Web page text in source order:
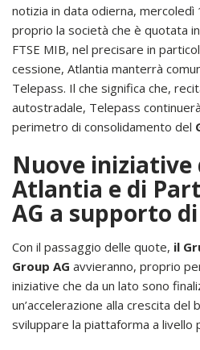
notizia in data odierna,
proprio la società che è quotata
FTSE MIB, nel precisare in
cessione, Atlantia manterrà
Telepass. Il che significa che,
autostradale, Telepass
perimetro di consolidamento del
Nuove iniziative
Atlantia e di
AG a supporto
Con il passaggio delle quote, il
Group AG avvieranno, proprio
iniziative che da un lato sono
un’accelerazione alla crescita del
sviluppare la piattaforma a livello